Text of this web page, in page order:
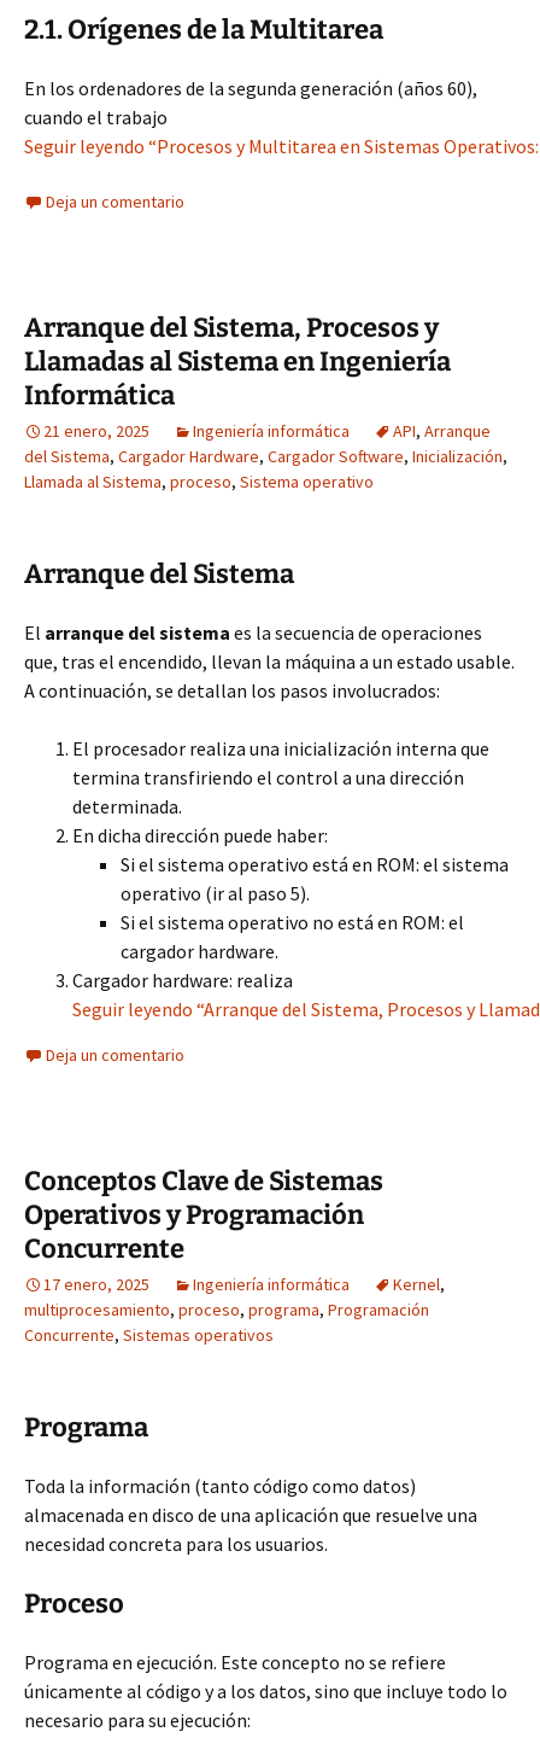
2.1. Orígenes de la Multitarea
En los ordenadores de la segunda generación (años 60),
cuando el trabajo
Seguir leyendo “Procesos y Multitarea en Sistemas
Deja un comentario
Arranque del Sistema, Procesos y
Llamadas al Sistema en Ingeniería
Informática
21 enero, 2025 Ingeniería informática API, Arranque
del Sistema, Cargador Hardware, Cargador Software, Inicialización,
Llamada al Sistema, proceso, Sistema operativo
Arranque del Sistema
El arranque del sistema es la secuencia de operaciones
que, tras el encendido, llevan la máquina a un estado usable.
A continuación, se detallan los pasos involucrados:
El procesador realiza una inicialización interna que
termina transfiriendo el control a una dirección
determinada.
En dicha dirección puede haber:
Si el sistema operativo está en ROM: el sistema
operativo (ir al paso 5).
Si el sistema operativo no está en ROM: el
cargador hardware.
Cargador hardware: realiza
Seguir leyendo “Arranque del Sistema, Procesos y
Deja un comentario
Conceptos Clave de Sistemas
Operativos y Programación
Concurrente
17 enero, 2025 Ingeniería informática Kernel,
multiprocesamiento, proceso, programa, Programación
Concurrente, Sistemas operativos
Programa
Toda la información (tanto código como datos)
almacenada en disco de una aplicación que resuelve una
necesidad concreta para los usuarios.
Proceso
Programa en ejecución. Este concepto no se refiere
únicamente al código y a los datos, sino que incluye todo lo
necesario para su ejecución: